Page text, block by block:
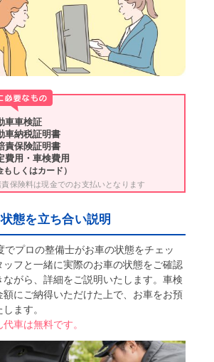
車車検証
車納税証明書
責保険証明書
費用・車検費用
もしくはカード）
保険料は現金でのお支払いとなります
態を立ち合い説明
でプロの整備士がお車の状態をチェッ
ッフと一緒に実際のお車の状態をご確認
ながら、詳細をご説明いたします。車検
額にご納得いただけた上で、お車をお預
ます。
代車は無料です。